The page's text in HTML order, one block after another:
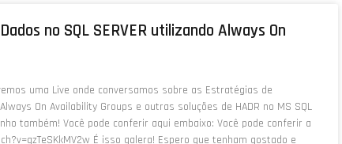
no SQL SERVER utilizando Always On
uma Live onde conversamos sobre as Estratégias de
On Availability Groups e outras soluções de HADR no MS SQL
também! Você pode conferir aqui embaixo: Você pode conferir a
É isso galera! Espero que tenham gostado e